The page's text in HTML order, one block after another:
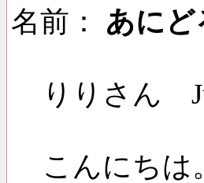
名前： あにど
りりさん
こんにちは